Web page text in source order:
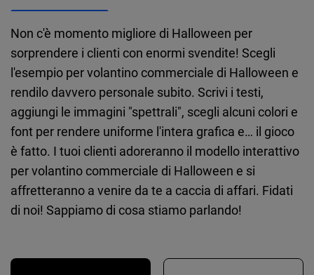
Non c'è momento migliore di Halloween per
sorprendere i clienti con enormi svendite! Scegli
l'esempio per volantino commerciale di Halloween e
rendilo davvero personale subito. Scrivi i testi,
aggiungi le immagini "spettrali", scegli alcuni colori e
font per rendere uniforme l'intera grafica e… il gioco
è fatto. I tuoi clienti adoreranno il modello interattivo
per volantino commerciale di Halloween e si
affretteranno a venire da te a caccia di affari. Fidati
di noi! Sappiamo di cosa stiamo parlando!